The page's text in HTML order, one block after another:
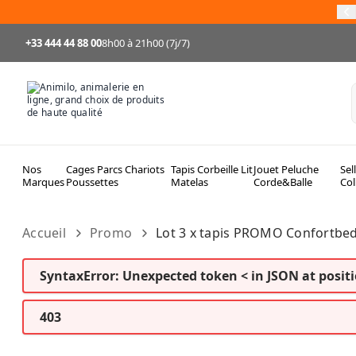
+33 444 44 88 008h00 à 21h00 (7j/7)
Nos
Marques
Cages Parcs Chariots
Poussettes
Tapis Corbeille Lit
Matelas
Jouet Peluche
Corde&Balle
Accueil Promo Lot 3 x tapis PROMO
SyntaxError: Unexpected token < in JSON at
403